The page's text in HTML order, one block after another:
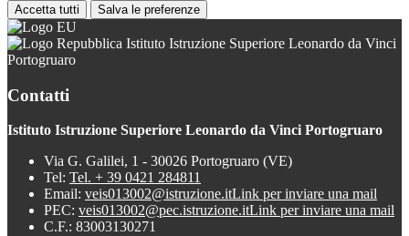
Accetta tutti Salva le preferenze
Istituto Istruzione Superiore Leonardo da Vinci
Portogruaro
Contatti
Istituto Istruzione Superiore Leonardo da Vinci Portogruaro
Via G. Galilei, 1 - 30026 Portogruaro (VE)
Tel: Tel. + 39 0421 284811
Email: veis013002@istruzione.itLink per inviare una mail
PEC: veis013002@pec.istruzione.itLink per inviare una mail
C.F.: 83003130271